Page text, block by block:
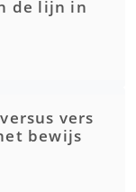
de lijn in
vers
bewijs